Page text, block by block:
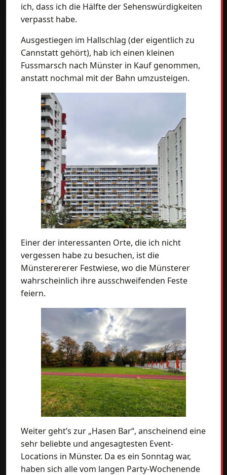
ich, dass ich die Hälfte der Sehenswürdigkeiten
verpasst habe.
Ausgestiegen im Hallschlag (der eigentlich zu
Cannstatt gehört), hab ich einen kleinen
Fussmarsch nach Münster in Kauf genommen,
anstatt nochmal mit der Bahn umzusteigen.
Einer der interessanten Orte, die ich nicht
vergessen habe zu besuchen, ist die
Münsterererer Festwiese, wo die Münsterer
wahrscheinlich ihre ausschweifenden Feste
feiern.
Weiter geht’s zur „Hasen Bar“, anscheinend eine
sehr beliebte und angesagtesten Event-
Locations in Münster. Da es ein Sonntag war,
haben sich alle vom langen Party-Wochenende